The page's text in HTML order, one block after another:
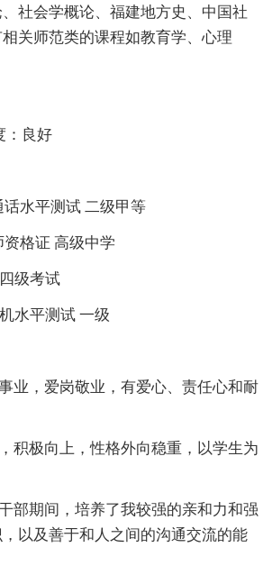
社会学概论、福建地方史、中国社
关师范类的课程如教育学、心理
：良好
水平测试 二级甲等
格证 高级中学
级考试
水平测试 一级
业，爱岗敬业，有爱心、责任心和耐
积极向上，性格外向稳重，以学生为
部期间，培养了我较强的亲和力和强
以及善于和人之间的沟通交流的能